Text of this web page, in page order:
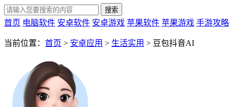
首页 电脑软件 安卓软件 安卓游戏 苹果软件 苹果游戏 手游攻略
当前位置： 首页 > 安卓应用 > 生活实用 > 豆包抖音AI